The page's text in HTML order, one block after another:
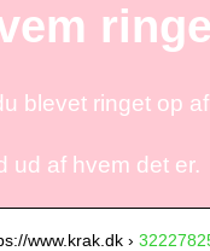
blevet ringet op
ud af hvem det er.
www.krak.dk ›